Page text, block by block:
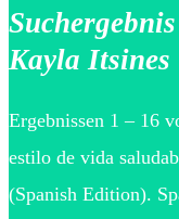
Kayla Itsines
Ergebnissen 1 – 16
estilo de vida
(Spanish Edition).